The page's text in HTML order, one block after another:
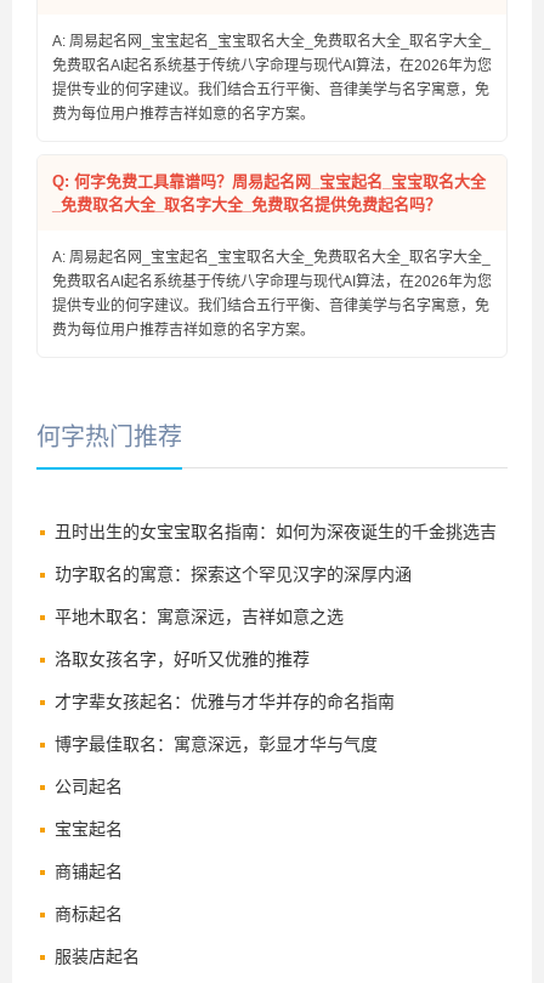
A: 周易起名网_宝宝起名_宝宝取名大全_免费取名大全_取名字大全_
免费取名AI起名系统基于传统八字命理与现代AI算法，在2026年为您
提供专业的何字建议。我们结合五行平衡、音律美学与名字寓意，免
费为每位用户推荐吉祥如意的名字方案。
Q: 何字免费工具靠谱吗？周易起名网_宝宝起名_宝宝取名大全
_免费取名大全_取名字大全_免费取名提供免费起名吗？
A: 周易起名网_宝宝起名_宝宝取名大全_免费取名大全_取名字大全_
免费取名AI起名系统基于传统八字命理与现代AI算法，在2026年为您
提供专业的何字建议。我们结合五行平衡、音律美学与名字寓意，免
费为每位用户推荐吉祥如意的名字方案。
何字热门推荐
丑时出生的女宝宝取名指南：如何为深夜诞生的千金挑选吉
祥好名
玏字取名的寓意：探索这个罕见汉字的深厚内涵
平地木取名：寓意深远，吉祥如意之选
洛取女孩名字，好听又优雅的推荐
才字辈女孩起名：优雅与才华并存的命名指南
博字最佳取名：寓意深远，彰显才华与气度
公司起名
宝宝起名
商铺起名
商标起名
服装店起名